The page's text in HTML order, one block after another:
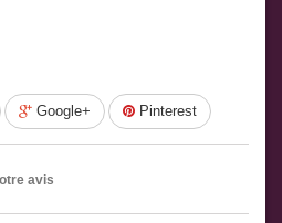
Google+ Pinterest
avis